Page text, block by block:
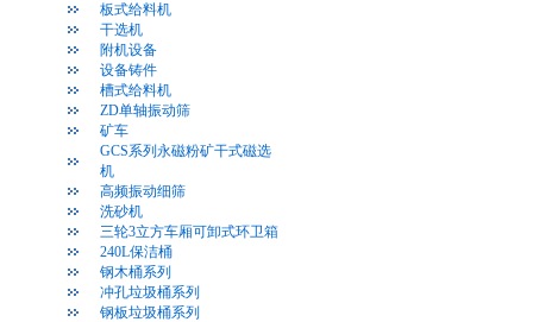
板式给料机
干选机
附机设备
设备铸件
槽式给料机
ZD单轴振动筛
矿车
GCS系列永磁粉矿干式磁选
机
高频振动细筛
洗砂机
三轮3立方车厢可卸式环卫箱
240L保洁桶
钢木桶系列
冲孔垃圾桶系列
钢板垃圾桶系列